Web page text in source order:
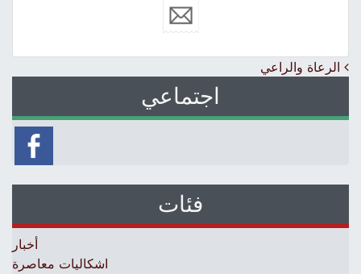
Post navigation
الرعاة والراعي
اجتماعي
فئات
أخبار
اشكاليات معاصرة